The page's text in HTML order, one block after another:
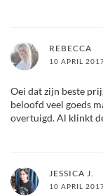
REBECCA
10 APRIL
Oei dat zijn beste
beloofd veel goeds
overtuigd. Al klinkt
JESSICA J.
10 APRIL